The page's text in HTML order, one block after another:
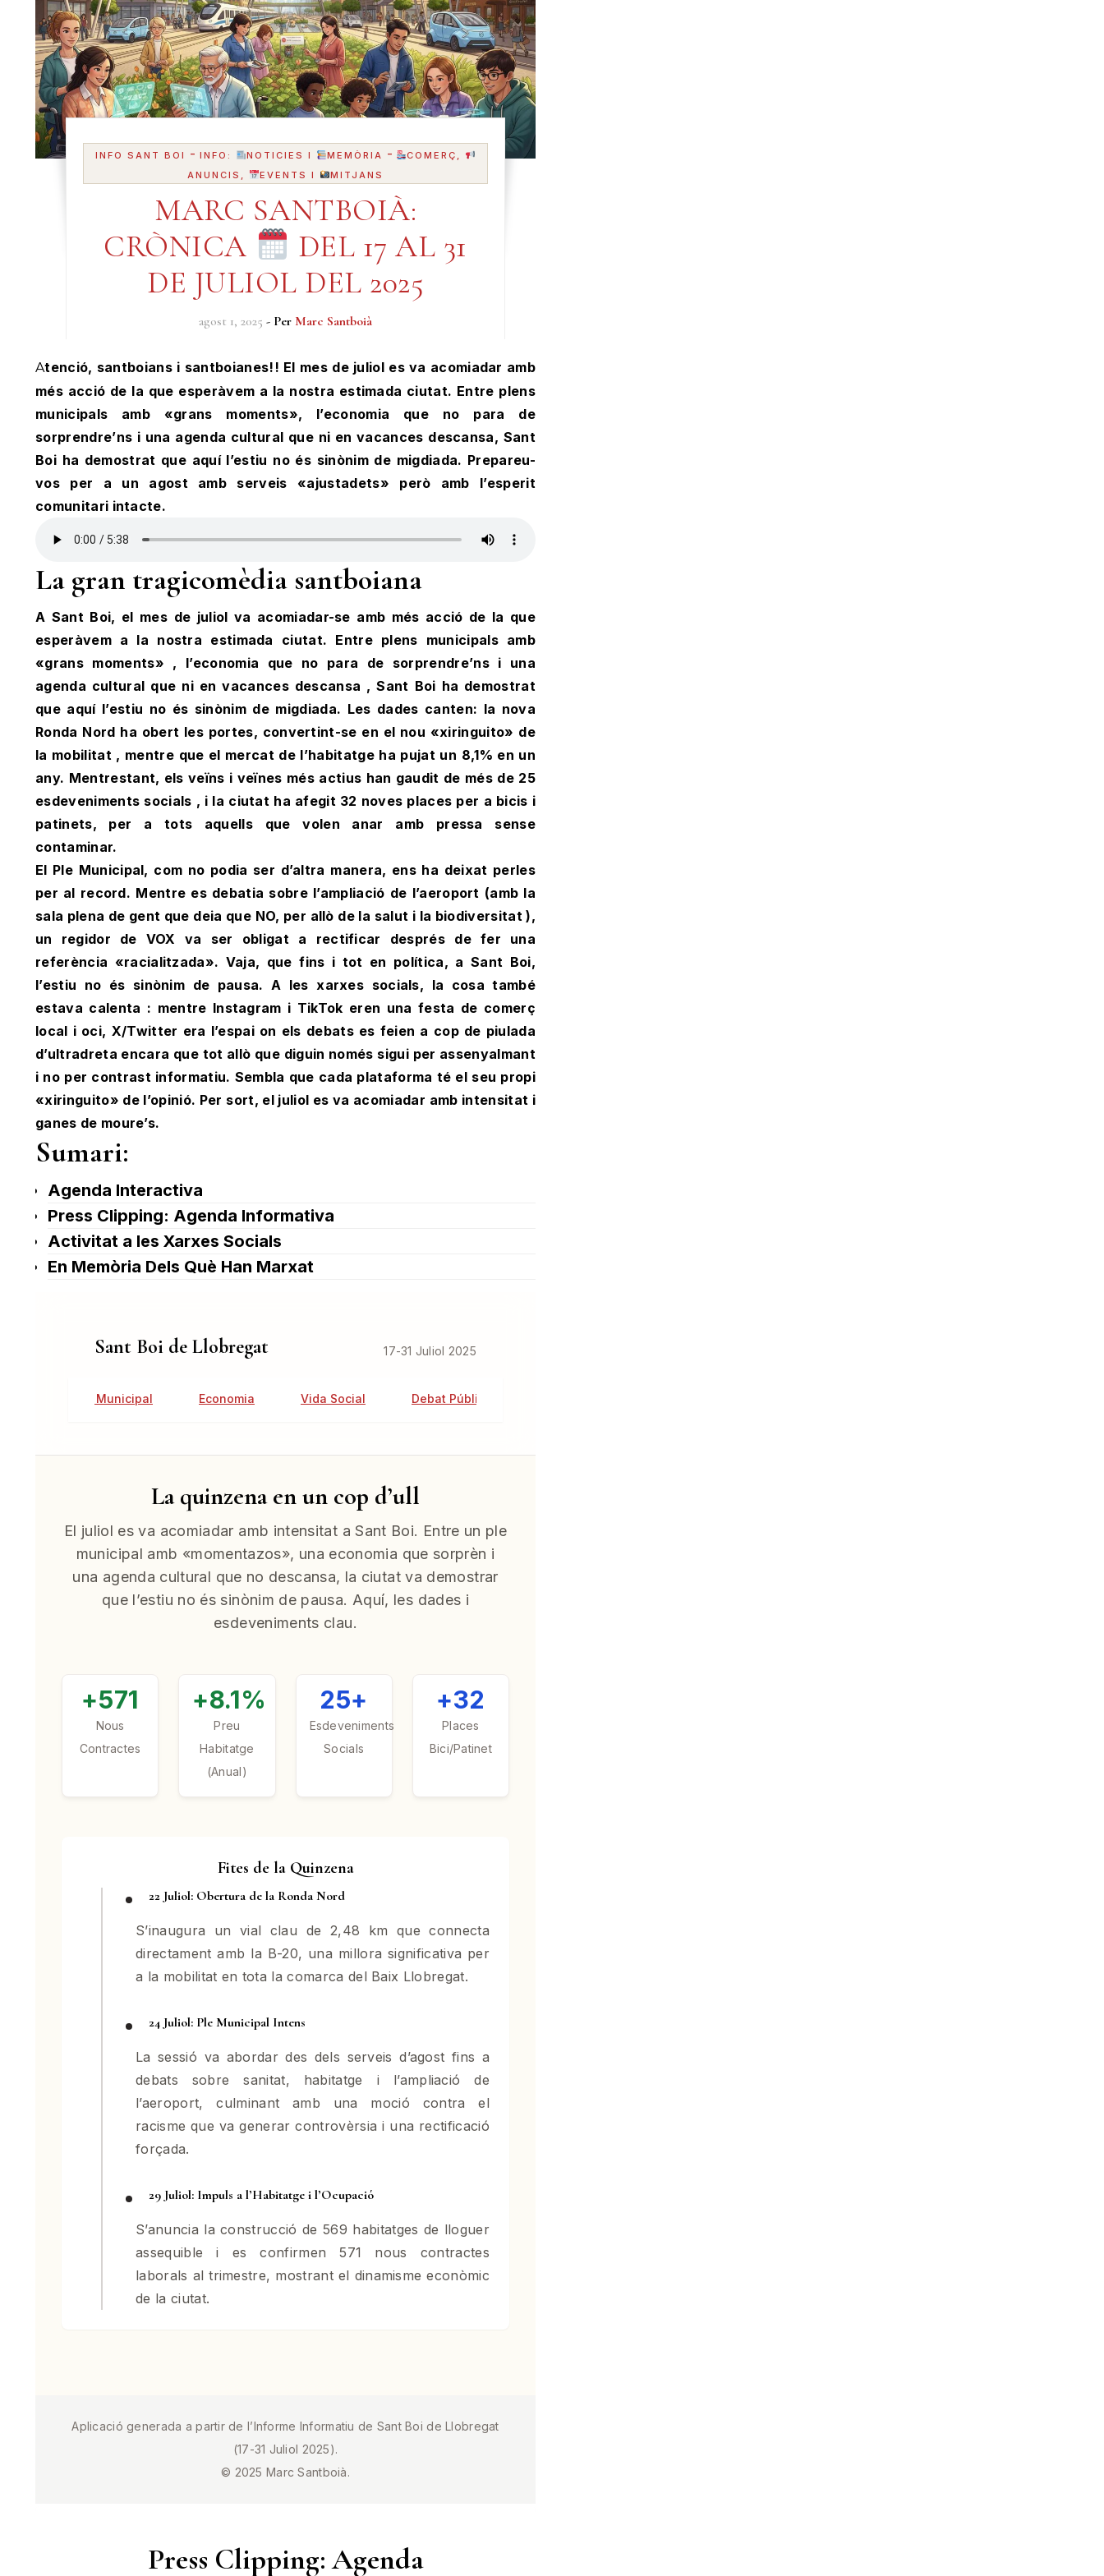
INFO SANT BOI -INFO: NOTICIES I MEMÒRIA -
COMERÇ,
ANUNCIS,
EVENTS I MITJANS
MARC SANTBOIÀ:
CRÒNICA
DEL 17 AL 31
DE JULIOL DEL 2025
agost 1, 2025 - Per Marc Santboià
Atenció, santboians i santboianes!! El mes de juliol es va acomiadar amb
més acció de la que esperàvem a la nostra estimada ciutat. Entre plens
municipals amb «grans moments», l’economia que no para de
sorprendre’ns i una agenda cultural que ni en vacances descansa, Sant
Boi ha demostrat que aquí l’estiu no és sinònim de migdiada. Prepareu-
vos per a un agost amb serveis «ajustadets» però amb l’esperit
comunitari intacte.
La gran tragicomèdia santboiana
A Sant Boi, el mes de juliol va acomiadar-se amb més acció de la que
esperàvem a la nostra estimada ciutat. Entre plens municipals amb
«grans moments» , l’economia que no para de sorprendre’ns i una
agenda cultural que ni en vacances descansa , Sant Boi ha demostrat
que aquí l’estiu no és sinònim de migdiada. Les dades canten: la nova
Ronda Nord ha obert les portes, convertint-se en el nou «xiringuito» de
la mobilitat , mentre que el mercat de l’habitatge ha pujat un 8,1% en un
any. Mentrestant, els veïns i veïnes més actius han gaudit de més de 25
esdeveniments socials , i la ciutat ha afegit 32 noves places per a bicis i
patinets, per a tots aquells que volen anar amb pressa sense
contaminar.
El Ple Municipal, com no podia ser d’altra manera, ens ha deixat perles
per al record. Mentre es debatia sobre l’ampliació de l’aeroport (amb la
sala plena de gent que deia que NO, per allò de la salut i la biodiversitat ),
un regidor de VOX va ser obligat a rectificar després de fer una
referència «racialitzada». Vaja, que fins i tot en política, a Sant Boi,
l’estiu no és sinònim de pausa. A les xarxes socials, la cosa també
estava calenta : mentre Instagram i TikTok eren una festa de comerç
local i oci, X/Twitter era l’espai on els debats es feien a cop de piulada
d’ultradreta encara que tot allò que diguin només sigui per assenyalmant
i no per contrast informatiu. Sembla que cada plataforma té el seu propi
«xiringuito» de l’opinió. Per sort, el juliol es va acomiadar amb intensitat i
ganes de moure’s.
Sumari:
Agenda Interactiva
Press Clipping: Agenda Informativa
Activitat a les Xarxes Socials
En Memòria Dels Què Han Marxat
Sant Boi de Llobregat 17-31 Juliol 2025
Activitat Municipal Economia Vida Social Debat Públic
La quinzena en un cop d’ull
El juliol es va acomiadar amb intensitat a Sant Boi. Entre un ple
municipal amb «momentazos», una economia que sorprèn i
una agenda cultural que no descansa, la ciutat va demostrar
que l’estiu no és sinònim de pausa. Aquí, les dades i
esdeveniments clau.
+571
Nous
Contractes
+8.1%
Preu
Habitatge
(Anual)
25+
Esdeveniments
Socials
+32
Places
Bici/Patinet
Fites de la Quinzena
22 Juliol: Obertura de la Ronda Nord
S’inaugura un vial clau de 2,48 km que connecta
directament amb la B-20, una millora significativa per
a la mobilitat en tota la comarca del Baix Llobregat.
24 Juliol: Ple Municipal Intens
La sessió va abordar des dels serveis d’agost fins a
debats sobre sanitat, habitatge i l’ampliació de
l’aeroport, culminant amb una moció contra el
racisme que va generar controvèrsia i una rectificació
forçada.
29 Juliol: Impuls a l’Habitatge i l’Ocupació
S’anuncia la construcció de 569 habitatges de lloguer
assequible i es confirmen 571 nous contractes
laborals al trimestre, mostrant el dinamisme econòmic
de la ciutat.
Aplicació generada a partir de l’Informe Informatiu de Sant Boi de Llobregat
(17-31 Juliol 2025).
© 2025 Marc Santboià.
Press Clipping: Agenda